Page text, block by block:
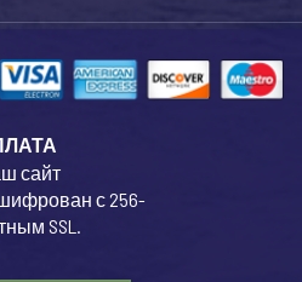
сайт
с 256-
SSL.